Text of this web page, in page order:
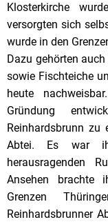
Klosterkirche
versorgten sich
wurde in den
Dazu gehörten
sowie Fischteiche
heute
Gründung
Reinhardsbrunn zu
Abtei. Es war
herausragenden
Ansehen brachte
Grenzen
Reinhardsbrunner